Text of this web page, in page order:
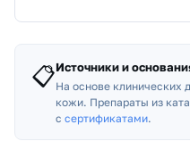
📋Источники и
На основе клинических
кожи. Препараты из
с сертификатами.